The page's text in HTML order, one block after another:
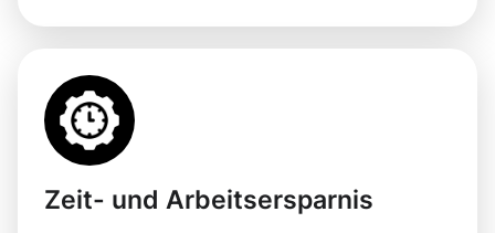
Zeit- und Arbeitsersparnis